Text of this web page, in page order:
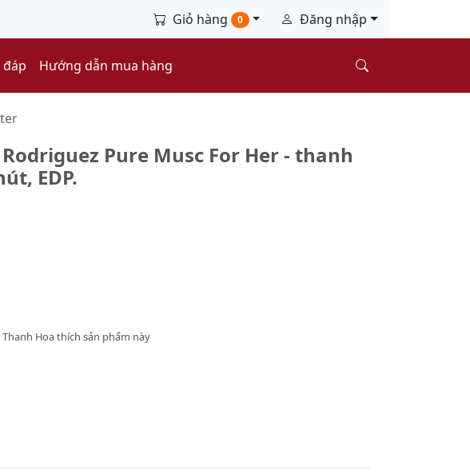
Giỏ hàng 0 Đăng nhập
đáp Hướng dẫn mua hàng
Pure Musc For Her - thanh
EDP.
Hoa thích sản phẩm này